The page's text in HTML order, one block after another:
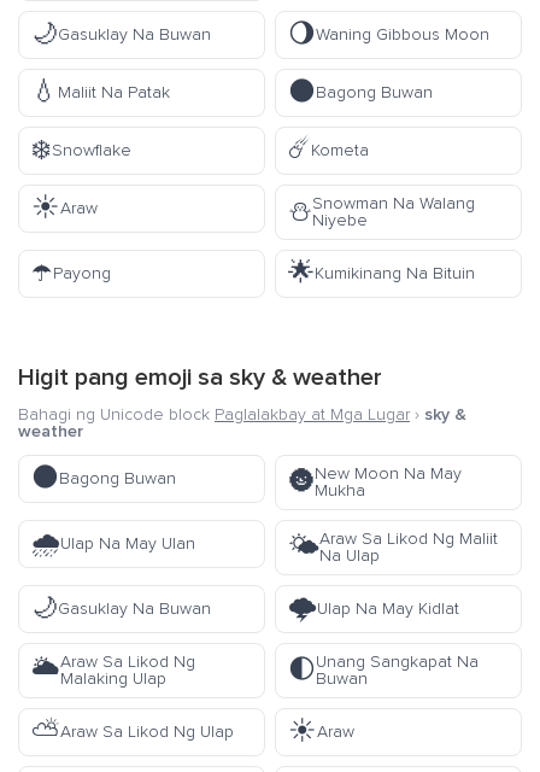
🌙Gasuklay Na Buwan 🌖Waning Gibbous Moon
💧 Maliit Na Patak 🌑Bagong Buwan
❄️Snowflake ☄️Kometa
☀️Araw ⛄Snowman Na Walang
Niyebe
☂️Payong 🌟Kumikinang Na Bituin
Higit pang emoji sa sky & weather
Bahagi ng Unicode block Paglalakbay at Mga Lugar › sky &
weather
🌑Bagong Buwan 🌚New Moon Na May
Mukha
🌧️Ulap Na May Ulan 🌤️Araw Sa Likod Ng Maliit
Na Ulap
🌙Gasuklay Na Buwan 🌩️Ulap Na May Kidlat
🌥️Araw Sa Likod Ng
Malaking Ulap
🌓Unang Sangkapat Na
Buwan
⛅Araw Sa Likod Ng Ulap ☀️Araw